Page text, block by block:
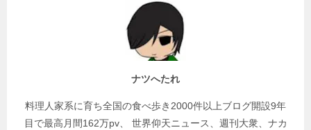
ナツへたれ
料理人家系に育ち全国の食べ歩き2000件以上ブログ開設9年
目で最高月間162万pv、 世界仰天ニュース、週刊大衆、ナカ